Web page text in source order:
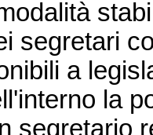
segretari
a
la
segretario